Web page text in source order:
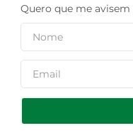
Quero que me